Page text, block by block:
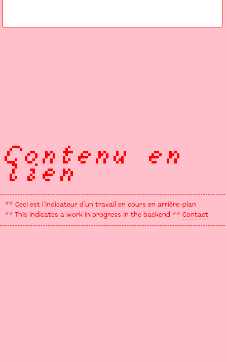
Contenu en
lien
** Ceci est l'indicateur d'un travail en cours en arrière-plan
** This indicates a work in progress in the backend ** Contact